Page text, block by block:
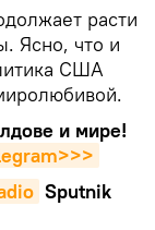
расти
Ясно, что и
США
и мире!
Sputnik